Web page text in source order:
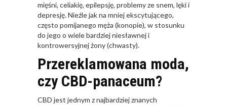
mięśni, celiakię, epilepsję, problemy ze snem, lęki i
depresję. Nieźle jak na mniej ekscytującego,
często pomijanego męża (konopie), w stosunku
do jego o wiele bardziej niesławnej i
kontrowersyjnej żony (chwasty).
Przereklamowana moda,
czy CBD-panaceum?
CBD jest jednym z najbardziej znanych